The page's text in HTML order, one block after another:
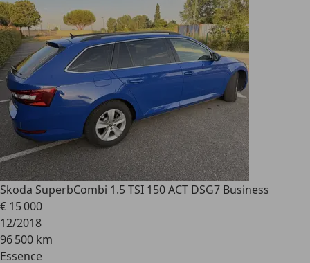
Skoda SuperbCombi 1.5 TSI 150 ACT DSG7 Business
€ 15 000
12/2018
96 500 km
Essence